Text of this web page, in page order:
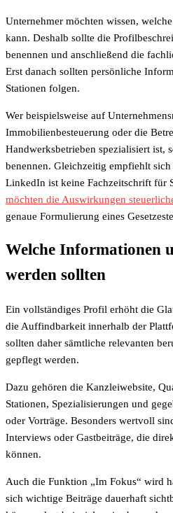
Unternehmer möchten wissen,
kann. Deshalb sollte die
benennen und anschließend die
Erst danach sollten persönliche
Stationen folgen.
Wer beispielsweise auf
Immobilienbesteuerung oder die
Handwerksbetrieben spezialisiert ist,
benennen. Gleichzeitig empfiehlt
LinkedIn ist keine Fachzeitschrift für
möchten die Auswirkungen
genaue Formulierung eines
Welche Informationen
werden sollten
Ein vollständiges Profil erhöht die
die Auffindbarkeit innerhalb der
sollten daher sämtliche relevanten
gepflegt werden.
Dazu gehören die Kanzleiwebsite,
Stationen, Spezialisierungen und
oder Vorträge. Besonders wertvoll
Interviews oder Gastbeiträge, die
können.
Auch die Funktion „Im Fokus“ wird
sich wichtige Beiträge dauerhaft